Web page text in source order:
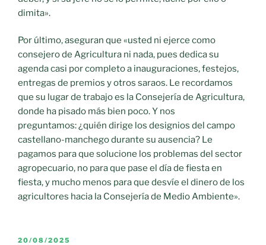
dimita».
Por último, aseguran que «usted ni ejerce como
consejero de Agricultura ni nada, pues dedica su
agenda casi por completo a inauguraciones, festejos,
entregas de premios y otros saraos. Le recordamos
que su lugar de trabajo es la Consejería de Agricultura,
donde ha pisado más bien poco. Y nos
preguntamos: ¿quién dirige los designios del campo
castellano-manchego durante su ausencia? Le
pagamos para que solucione los problemas del sector
agropecuario, no para que pase el día de fiesta en
fiesta, y mucho menos para que desvíe el dinero de los
agricultores hacia la Consejería de Medio Ambiente».
PUBLICADO
20/08/2025